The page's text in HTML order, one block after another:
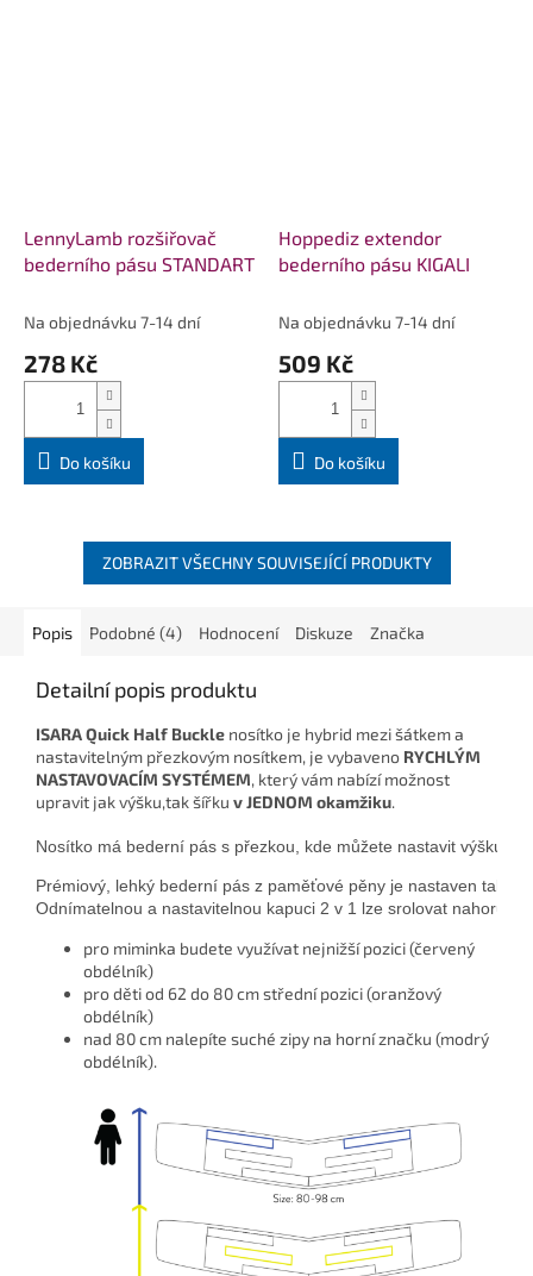
LennyLamb rozšiřovač
bederního pásu STANDART
Na objednávku 7-14 dní
278 Kč
Do košíku
Hoppediz extendor
bederního pásu KIGALI
Na objednávku 7-14 dní
509 Kč
Do košíku
ZOBRAZIT VŠECHNY SOUVISEJÍCÍ PRODUKTY
Popis Podobné (4) Hodnocení Diskuze Značka
Detailní popis produktu
ISARA Quick Half Buckle nosítko je hybrid mezi šátkem a
nastavitelným přezkovým nosítkem, je vybaveno RYCHLÝM
NASTAVOVACÍM SYSTÉMEM, který vám nabízí možnost
upravit jak výšku,tak šířku v JEDNOM okamžiku.
Nosítko má bederní pás s přezkou, kde můžete nastavit výšku i
Prémiový, lehký bederní pás z paměťové pěny je nastaven tak,
pro miminka budete využívat nejnižší pozici (červený
obdélník)
pro děti od 62 do 80 cm střední pozici (oranžový
obdélník)
nad 80 cm nalepíte suché zipy na horní značku (modrý
obdélník).